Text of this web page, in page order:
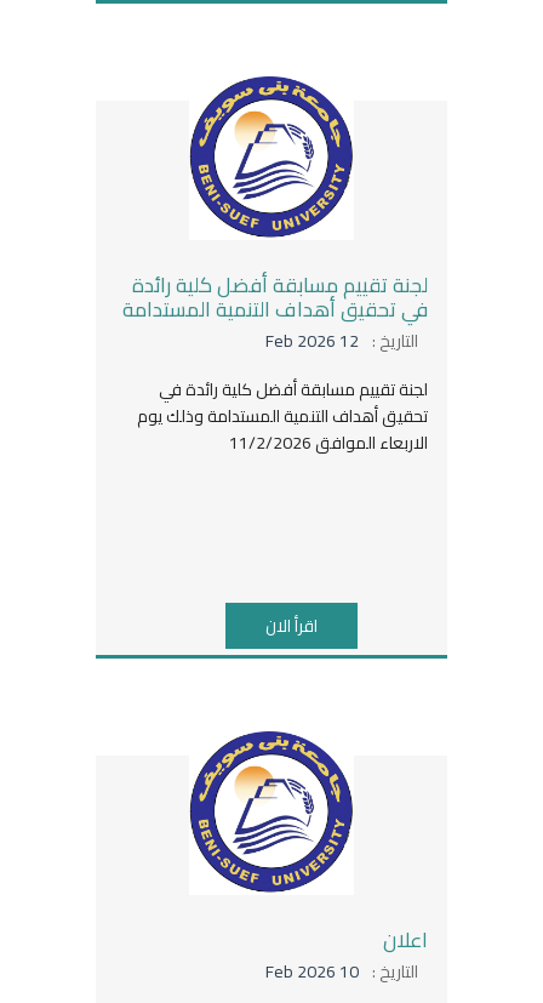
لجنة تقييم مسابقة أفضل كلية رائدة
في تحقيق أهداف التنمية المستدامة
التاريخ : 12 Feb 2026
لجنة تقييم مسابقة أفضل كلية رائدة في
تحقيق أهداف التنمية المستدامة وذلك يوم
الاربعاء الموافق 11/2/2026
اقرأ الان
اعلان
التاريخ : 10 Feb 2026